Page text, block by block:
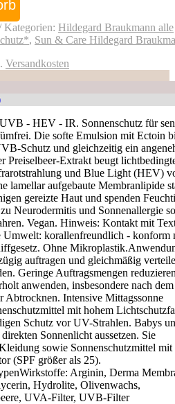
Kategorien: Hildegard Braukmann alle
, Sun & Care Hildegard
Versandkosten
- HEV - IR. Sonnenschutz für
Die softe Emulsion mit Ectoin
Schutz und gleichzeitig ein
Preiselbeer-Extrakt beugt
und Blue Light (HEV)
lamellar aufgebaute Membranlipide
gereizte Haut und spenden
Neurodermitis und Sonnenallergie
Vegan. Hinweis: Kontakt mit
Umwelt: korallenfreundlich - konform
Ohne
auftragen und gleichmäßig
Geringe Auftragsmengen
anwenden, insbesondere nach dem
Abtrocknen. Intensive Mittagssonne
mit hohem
Schutz vor UV-Strahlen. Babys
Sonnenlicht aussetzen. Sie
sowie Sonnenschutzmittel mit
(SPF größer als 25).
Arginin, Derma
Hydrolite, Olivenwachs,
UVA-Filter, UVB-Filter